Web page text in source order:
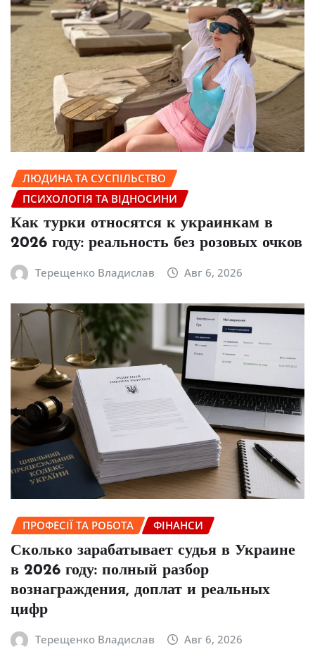
ЛЮДИНА ТА СУСПІЛЬСТВО
ПСИХОЛОГІЯ ТА ВІДНОСИНИ
Как турки относятся к украинкам в
2026 году: реальность без розовых очков
Терещенко Владислав Авг 6, 2026
ПРОФЕСІЇ ТА РОБОТА ФІНАНСИ
Сколько зарабатывает судья в Украине
в 2026 году: полный разбор
вознаграждения, доплат и реальных
цифр
Терещенко Владислав Авг 6, 2026